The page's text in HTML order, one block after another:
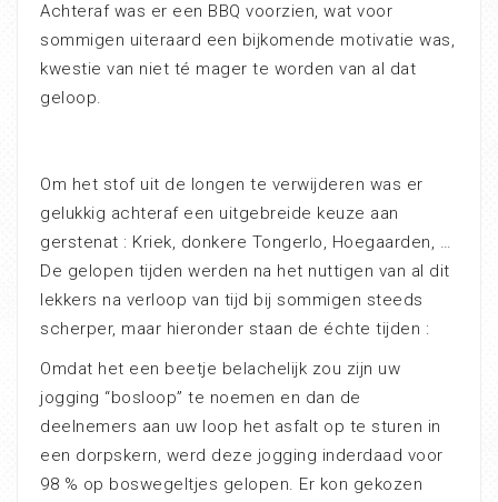
Achteraf was er een BBQ voorzien, wat voor
sommigen uiteraard een bijkomende motivatie was,
kwestie van niet té mager te worden van al dat
geloop.
Om het stof uit de longen te verwijderen was er
gelukkig achteraf een uitgebreide keuze aan
gerstenat : Kriek, donkere Tongerlo, Hoegaarden, …
De gelopen tijden werden na het nuttigen van al dit
lekkers na verloop van tijd bij sommigen steeds
scherper, maar hieronder staan de échte tijden :
Omdat het een beetje belachelijk zou zijn uw
jogging “bosloop” te noemen en dan de
deelnemers aan uw loop het asfalt op te sturen in
een dorpskern, werd deze jogging inderdaad voor
98 % op boswegeltjes gelopen. Er kon gekozen